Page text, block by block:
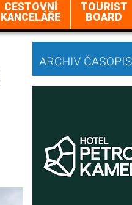
CESTOVNÍ
KANCELÁŘE
TOURIST
BOARD